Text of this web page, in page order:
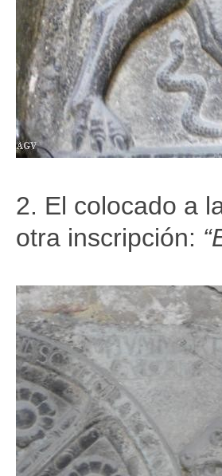
2. El colocado a
otra inscripción: